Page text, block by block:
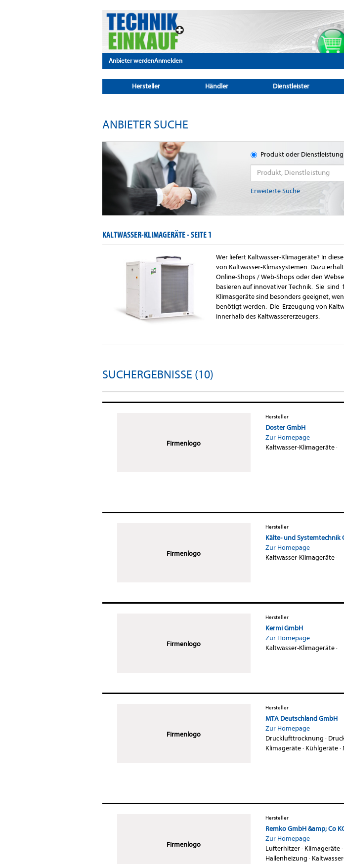
Anbieter werdenAnmelden
Hersteller Händler Dienstleister
ANBIETER SUCHE
Produkt oder
Erweiterte Suche
KALTWASSER-KLIMAGERÄTE -SEITE 1
Wer liefert Kaltwasser-Klimageräte? In
von Kaltwasser-Klimasystemen. Dazu
Online-Shops / Web-Shops oder den
basieren auf innovativer Technik. Sie
Klimasgeräte sind besonders geeignet,
benötigt werden. Die Erzeugung von
innerhalb des Kaltwassererzeugers.
SUCHERGEBNISSE (10)
Firmenlogo
Hersteller
Doster GmbH
Zur Homepage
Kaltwasser-Klimageräte·
Firmenlogo
Hersteller
Kälte- und Systemtechnik
Zur Homepage
Kaltwasser-Klimageräte·
Firmenlogo
Hersteller
Kermi GmbH
Zur Homepage
Kaltwasser-Klimageräte·
Firmenlogo
Hersteller
MTA Deutschland GmbH
Zur Homepage
Drucklufttrocknung ·
Klimageräte· Kühlgeräte·
Firmenlogo
Hersteller
Remko GmbH &amp; Co
Zur Homepage
Lufterhitzer· Klimageräte·
Hallenheizung ·